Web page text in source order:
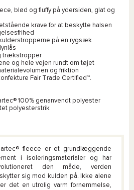
blød og fluffy på ydersiden, glat og
krave for at beskytte halsen
på en rygsæk
trækstropper
og hele vejen rundt om tøjet
og friktion
Fair Trade Certified™.
100% genanvendt polyester
polyesterstrik
fleece er et grundlæggende
i isoleringsmaterialer og har
den måde, verden
sig mod kulden på. Ikke alene
det en utrolig varm fornemmelse,